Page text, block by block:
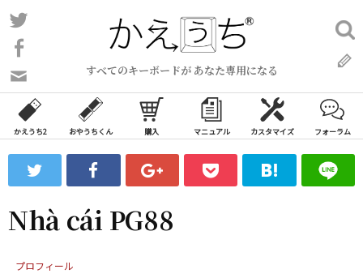
コ
ン
ン
ツ
ス
ッ
プ
すべてのキーボードが あなた専用になる
い
合
わ
フ
ォ
ム
検
索:
かえうち2 おやうちくん 購入 マニュアル カスタマイズ フォーラム
Nhà cái PG88
プロフィール